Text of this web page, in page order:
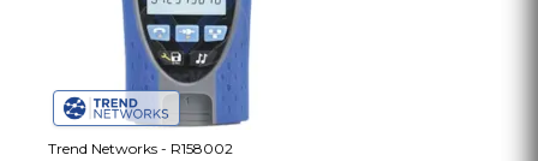
Trend Networks - R158002